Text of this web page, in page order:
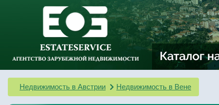
Недвижимость в Австрии Недвижимость в Вене